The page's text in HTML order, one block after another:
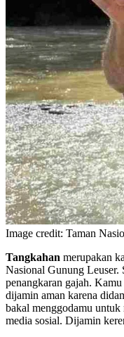
Image credit: Taman
Tangkahan merupakan
Nasional Gunung Leuser.
penangkaran gajah.
dijamin aman karena
bakal menggodamu
media sosial. Dijamin